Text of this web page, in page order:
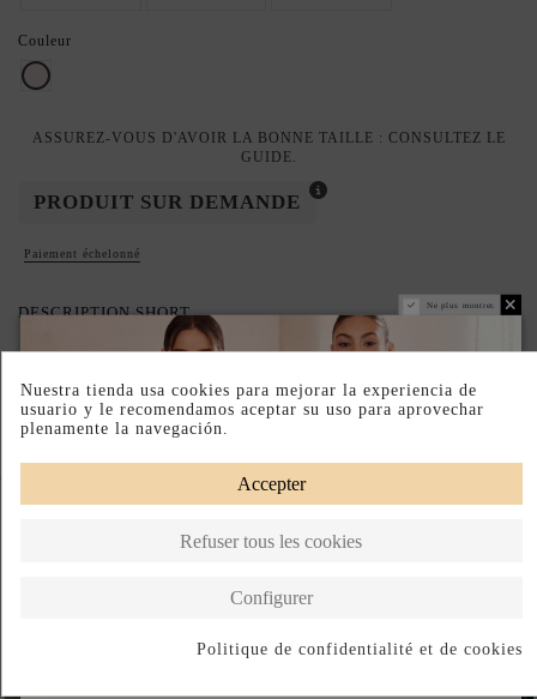
Couleur
ivoire
ASSUREZ-VOUS D'AVOIR LA BONNE TAILLE : CONSULTEZ LE
GUIDE.
PRODUIT SUR DEMANDE
Paiement échelonné
DESCRIPTION SHORT
DESCRIPTION
Ne plus montrer.
Nuestra tienda usa cookies para mejorar la experiencia de
usuario y le recomendamos aceptar su uso para aprovechar
plenamente la navegación.
Accepter
Refuser tous les cookies
Configurer
Politique de confidentialité et de cookies